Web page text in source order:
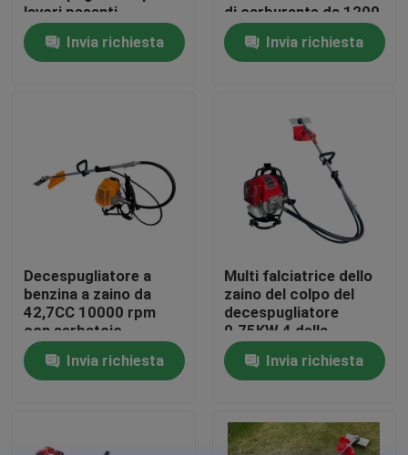
Video
display di fabbrica
Contattaci
Chiedi un preventivo
Motosega della benzina
motosega elettrica
lavori pesanti
Invia richiesta
di carburante da 1200
ml e 10000 giri al
minuto per taglio di
erba professionale
Invia richiesta
Decespugliatore a
benzina a zaino da
42,7CC 10000 rpm
con serbatoio
carburante da 1200 ml
per un'efficiente
rifinitura dell'erba
Invia richiesta
Multi falciatrice dello
zaino del colpo del
decespugliatore
0.75KW 4 della
benzina di funzione
Invia richiesta